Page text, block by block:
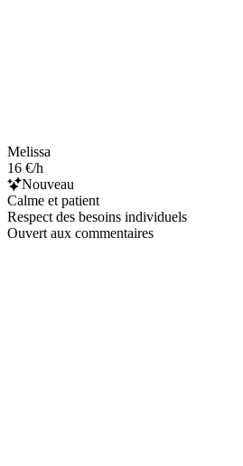
Melissa
16 €/h
Nouveau
Calme et patient
Respect des besoins individuels
Ouvert aux commentaires